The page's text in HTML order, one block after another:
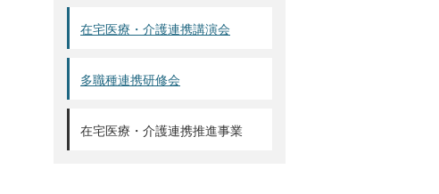
在宅医療・介護連携講演会
多職種連携研修会
在宅医療・介護連携推進事業